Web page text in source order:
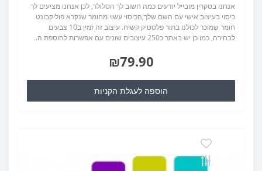
אנחנו בסקרין מובייל יודעים כמה חשוב לך הסלולר, לכן אנחנו מציעים לך
כיסוי בעיצוב אישי עם השם שלך,הכיסוי עשוי מחומר שנקרא פוליקבונט
חומר שמוכר לכולנו בתור פלסטיק קשיח. עיצוב זה זמין ב10 צבעים
לבחירה, כמו כן יש באתר כ250 עיצובים שונים עם אפשרות להוספת ה..
₪79.90
הוספה לעגלת הקניות